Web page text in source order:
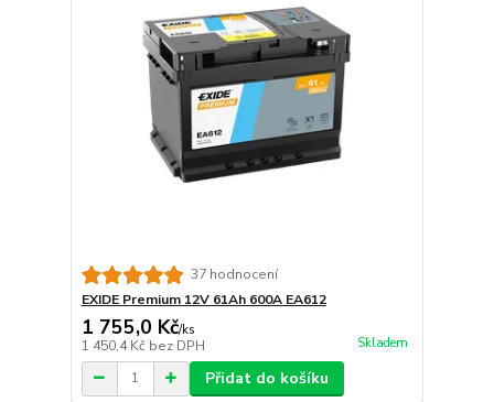
37 hodnocení
EXIDE Premium 12V 61Ah 600A EA612
1 755,0 Kč/ks
1 450,4 Kč bez DPH Skladem
Přidat do košíku